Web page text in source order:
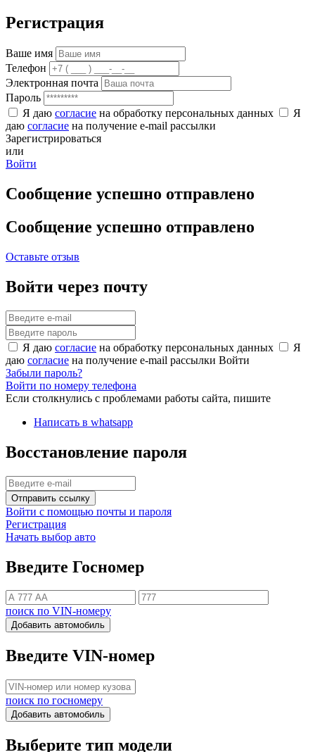
Регистрация
Ваше имя
Телефон
Электронная почта
Пароль
Я даю согласие на обработку персональных данных
Я
даю согласие на получение e-mail рассылки
Зарегистрироваться
или
Войти
Сообщение успешно отправлено
Сообщение успешно отправлено
Оставьте отзыв
Войти через почту
Я даю согласие на обработку персональных данных
Я
даю согласие на получение e-mail рассылки Войти
Забыли пароль?
Войти по номеру телефона
Если столкнулись с проблемами работы сайта, пишите
Написать в whatsapp
Восстановление пароля
Отправить ссылку
Войти с помощью почты и пароля
Регистрация
Начать выбор авто
Введите Госномер
поиск по VIN-номеру
Добавить автомобиль
Введите VIN-номер
поиск по госномеру
Добавить автомобиль
Выберите тип модели